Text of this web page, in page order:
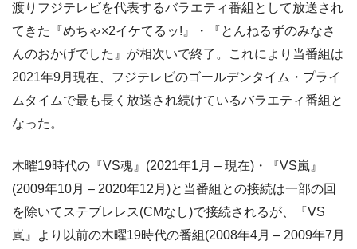
渡りフジテレビを代表するバラエティ番組として放送され
てきた『めちゃ×2イケてるッ!』・『とんねるずのみなさ
んのおかげでした』が相次いで終了。これにより当番組は
2021年9月現在、フジテレビのゴールデンタイム・プライ
ムタイムで最も長く放送され続けているバラエティ番組と
なった。
木曜19時代の『VS魂』(2021年1月 – 現在)・『VS嵐』
(2009年10月 – 2020年12月)と当番組との接続は一部の回
を除いてステブレレス(CMなし)で接続されるが、『VS
嵐』より以前の木曜19時代の番組(2008年4月 – 2009年7月